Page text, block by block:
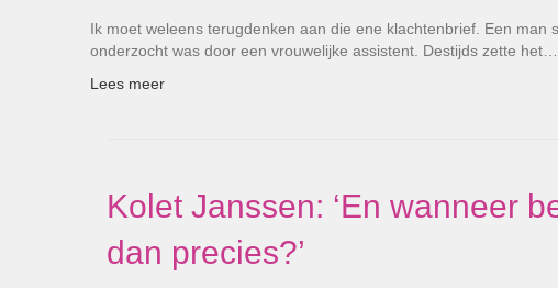
Ik moet weleens terugdenken aan die ene klachtenbrief. Een
onderzocht was door een vrouwelijke assistent. Destijds zette het…
Lees meer
Kolet Janssen: ‘En wanneer
dan precies?’